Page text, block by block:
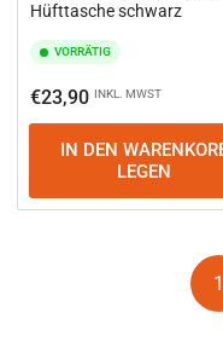
Hüfttasche schwarz
VORRÄTIG
Normaler
Preis
€23,90 INKL. MWST
IN DEN
LEGEN
1